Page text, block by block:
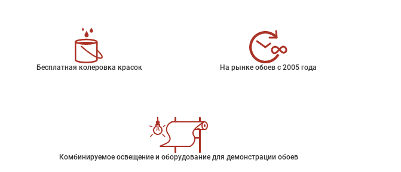
Бесплатная колеровка красок На рынке обоев с 2005 года
Комбинируемое освещение и оборудование для демонстрации обоев